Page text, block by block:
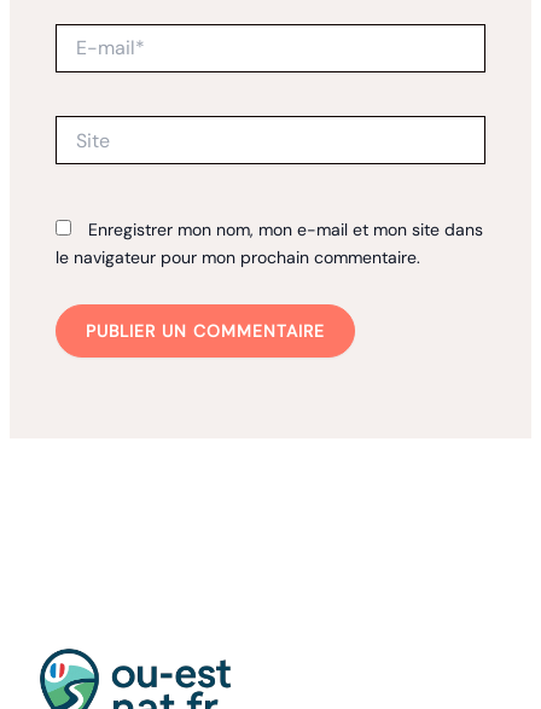
mail*
Enregistrer mon nom, mon e-mail et mon site dans
le navigateur pour mon prochain commentaire.